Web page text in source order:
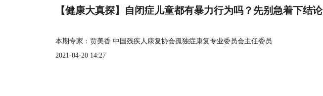
【健康大真探】自闭症儿童都有暴力行为吗？先别急着下结论
本期专家：贾美香 中国残疾人康复协会孤独症康复专业委员会主任委员
2021-04-20 14:27